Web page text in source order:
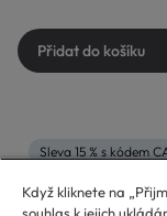
Přidat do košíku
Sleva 15 % s kódem
Když kliknete na